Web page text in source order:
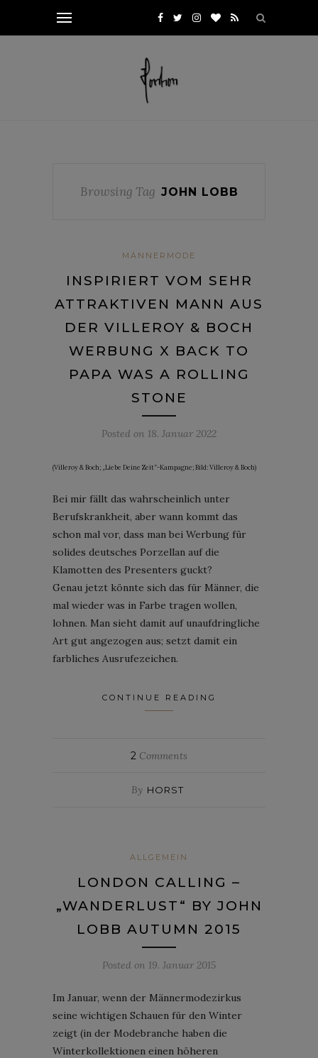
Browsing Tag JOHN LOBB
MÄNNERMODE
INSPIRIERT VOM SEHR
ATTRAKTIVEN MANN AUS
DER VILLEROY & BOCH
WERBUNG X BACK TO
PAPA WAS A ROLLING
STONE
Posted on 18. Januar 2022
(Villeroy & Boch; „Liebe Deine Zeit“-Kampagne; Bild: Villeroy & Boch)
Bei mir fällt das wahrscheinlich unter
Berufskrankheit, aber wann kommt das
schon mal vor, dass man bei Werbung für
solides deutsches Porzellan auf die
Klamotten des Presenters guckt?
Genau jetzt könnte sich das für Männer, die
mal wieder was in Farbe tragen wollen,
lohnen. Man sieht damit auf unaufdringliche
Art gut angezogen aus; setzt damit ein
farbliches Ausrufezeichen.
CONTINUE READING
2 Comments
By HORST
ALLGEMEIN
LONDON CALLING –
„WANDERLUST“ BY JOHN
LOBB AUTUMN 2015
Posted on 19. Januar 2015
Im Januar, wenn der Männermodezirkus
seine wichtigen Schauen für den Winter
zeigt (in der Modebranche haben die
Winterkollektionen einen höheren